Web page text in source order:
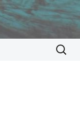
Suchen
nach: